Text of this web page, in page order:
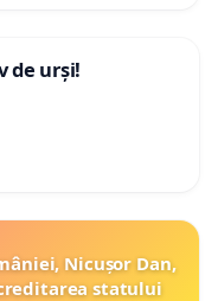
de urși!
Nicușor Dan,
statului